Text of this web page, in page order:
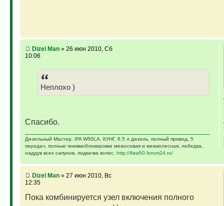
Dizel Man» 26 июн 2010, Сб
10:06
Неплохо )
Спасибо.
Дизельный Мастер. IFA W50LA, КУНГ, 6,5 л дизель, полный привод, 5
передач, полные пневмоблокировки межосевая и межколесная, лебедка,
наддув всех сапунов, подкачка колес. http://ifaw50.forum24.ru/
Dizel Man» 27 июн 2010, Вс
12:35
Пока комбинируется узел включения полного